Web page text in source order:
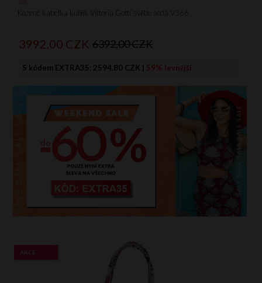
Kožené kabelka kufřík Vittoria Gotti světle šedá V366
3992, 00 CZK 6392,00 CZK
S kódem EXTRA35: 2594.80 CZK | 59% levnější
AKCE